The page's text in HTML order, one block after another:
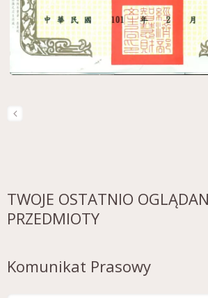
TWOJE OSTATNIO
PRZEDMIOTY
Komunikat Prasowy